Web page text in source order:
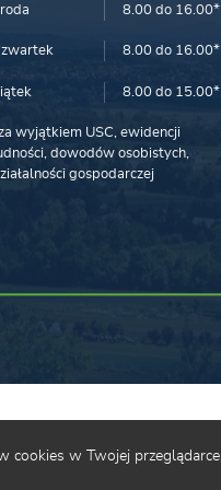
8.00 do 16.00*
8.00 do 16.00*
8.00 do 15.00*
wyjątkiem USC, ewidencji
dowodów osobistych,
gospodarczej
cookies w Twojej przeglądarce.